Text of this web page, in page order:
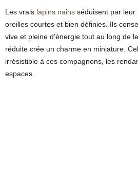
Les vrais lapins nains séduisent par leur
oreilles courtes et bien définies. Ils
vive et pleine d’énergie tout au long de
réduite crée un charme en miniature.
irrésistible à ces compagnons, les
espaces.